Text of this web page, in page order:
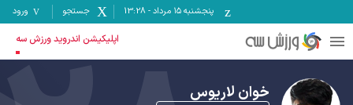
پنجشنبه ۱۵ مرداد -
13:28 جستجو ورود
اپلیکیشن اندروید ورزش سه
خوان لاریوس